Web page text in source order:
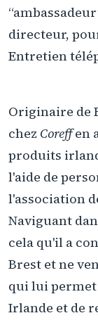
directeur,
Entretien
Originaire de
chez Coreffen
produits
l'aide de
l'association
Naviguant
cela qu'il a
Brest et ne
qui lui permet
Irlande et de